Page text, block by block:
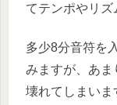
てテンポやリズ
多少8分音符を
みますが、あ
壊れてしまいま